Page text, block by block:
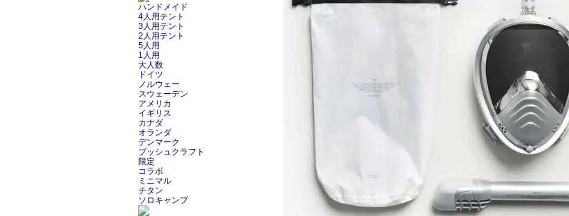
ハンドメイド
4人用テント
3人用テント
2人用テント
5人用
1人用
大人数
ドイツ
ノルウェー
スウェーデン
アメリカ
イギリス
カナダ
オランダ
デンマーク
ブッシュクラフト
限定
コラボ
ミニマル
チタン
ソロキャンプ